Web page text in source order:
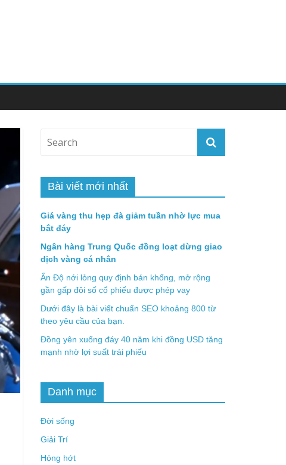
Bài viết mới nhất
Giá vàng thu hẹp đà giảm tuần nhờ lực mua
bắt đáy
Ngân hàng Trung Quốc đồng loạt dừng giao
dịch vàng cá nhân
Ấn Độ nới lỏng quy định bán khống, mở rộng
gần gấp đôi số cổ phiếu được phép vay
Dưới đây là bài viết chuẩn SEO khoảng 800 từ
theo yêu cầu của bạn.
Đồng yên xuống đáy 40 năm khi đồng USD tăng
mạnh nhờ lợi suất trái phiếu
Danh mục
Đời sống
Giải Trí
Hóng hớt